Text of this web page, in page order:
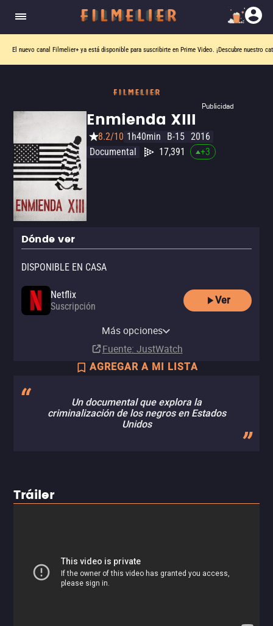
El nuevo canal Filmelier+ ya está disponible para suscribirte en Prime Video. ¡Descubre nuestro
Publicidad
Enmienda XIII
8.2/10 1h40min B-15 2016
Documental
17,391 +3
Dónde ver
DISPONIBLE EN CASA
Netflix
Suscripción
Ver
Más opciones
Fuente: JustWatch
AGREGAR A MI LISTA
Un documental que explora la
criminalización de los negros en Estados
Unidos
Tráiler